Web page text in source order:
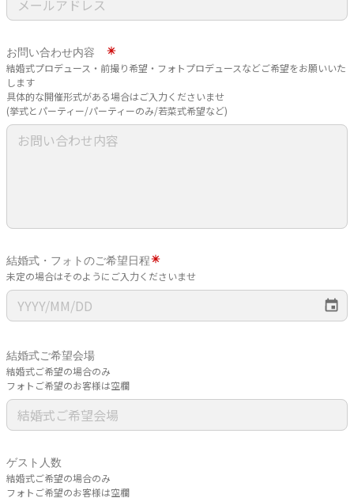
お問い合わせ内容
結婚式プロデュース・前撮り希望・フォトプロデュースなどご希望をお願いいた
します
具体的な開催形式がある場合はご入力くださいませ
(挙式とパーティー/パーティーのみ/若菜式希望など)
結婚式・フォトのご希望日程
未定の場合はそのようにご入力くださいませ
結婚式ご希望会場
結婚式ご希望の場合のみ
フォトご希望のお客様は空欄
ゲスト人数
結婚式ご希望の場合のみ
フォトご希望のお客様は空欄